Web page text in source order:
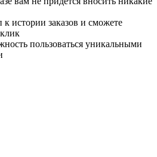
истории заказов и сможете
пользоваться уникальными